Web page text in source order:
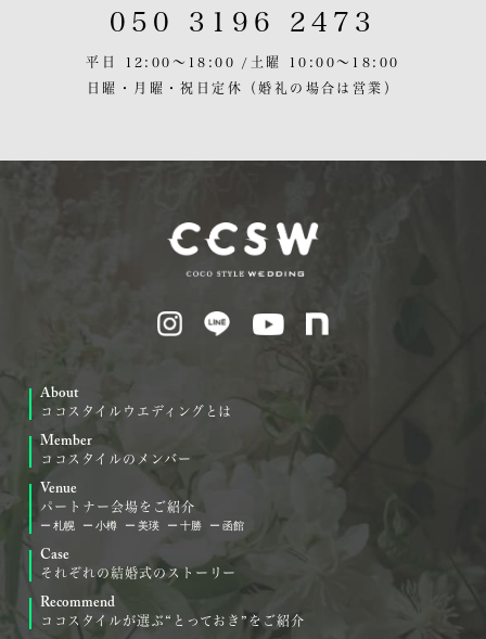
050 3196 2473
平日 12:00〜18:00 / 土曜 10:00〜18:00
日曜・月曜・祝日定休
（婚礼の場合は営業）
About
ココスタイルウエディングとは
Member
ココスタイルのメンバー
Venue
パートナー会場をご紹介
札幌 小樽 美瑛 十勝 函館
Case
それぞれの結婚式のストーリー
Recommend
ココスタイルが選ぶ“とっておき”をご紹介